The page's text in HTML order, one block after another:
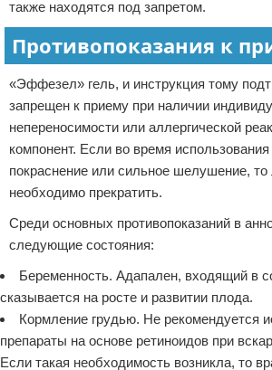
также находятся под запретом.
Противопоказания к
«Эффезел» гель, и инструкция тому
запрещен к приему при наличии
непереносимости или аллергической
компонент. Если во время
покраснение или сильное шелушение, то
необходимо прекратить.
Среди основных противопоказаний в
следующие состояния:
Беременность. Адапален, входящий в
сказывается на росте и развитии плода.
Кормление грудью. Не рекомендуется
препараты на основе ретиноидов при
Если такая необходимость возникла, то